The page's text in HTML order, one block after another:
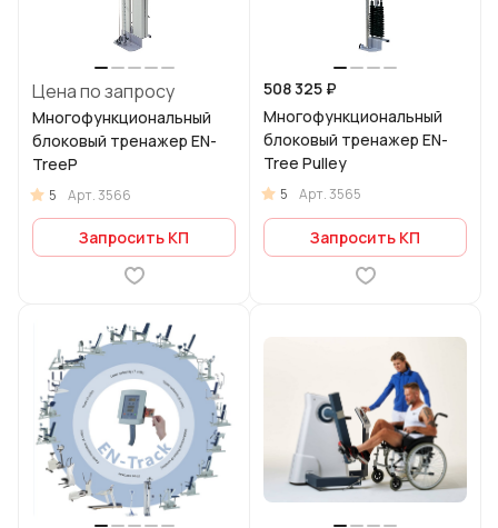
Цена по запросу
Многофункциональный
блоковый тренажер EN-
TreeP
5 Арт.3566
Запросить КП
508 325 ₽
Многофункциональный
блоковый тренажер EN-
Tree Pulley
5 Арт.3565
Запросить КП